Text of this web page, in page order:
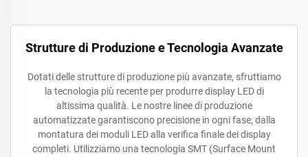
Strutture di Produzione e Tecnologia Avanzate
Dotati delle strutture di produzione più avanzate, sfruttiamo
la tecnologia più recente per produrre display LED di
altissima qualità. Le nostre linee di produzione
automatizzate garantiscono precisione in ogni fase, dalla
montatura dei moduli LED alla verifica finale dei display
completi. Utilizziamo una tecnologia SMT (Surface Mount